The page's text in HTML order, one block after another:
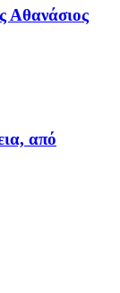
Αθανάσιος
από